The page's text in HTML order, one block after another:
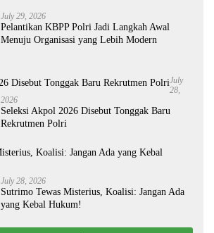
July 29, 2026
Pelantikan KBPP Polri Jadi Langkah Awal
Menuju Organisasi yang Lebih Modern
July
28,
2026
Seleksi Akpol 2026 Disebut Tonggak Baru
Rekrutmen Polri
July 28, 2026
Sutrimo Tewas Misterius, Koalisi: Jangan Ada
yang Kebal Hukum!